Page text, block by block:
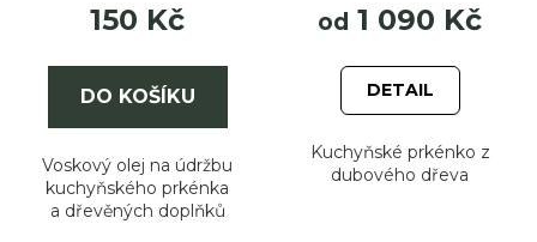
150 Kč
DO KOŠÍKU
Voskový olej na údržbu
kuchyňského prkénka
a dřevěných doplňků
od 1 090 Kč
DETAIL
Kuchyňské prkénko z
dubového dřeva